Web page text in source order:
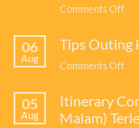
Seru,
Comments Offon
06
Aug
Tips Outing
Comments Offon
ke
05
Aug
Itinerary
Malam)